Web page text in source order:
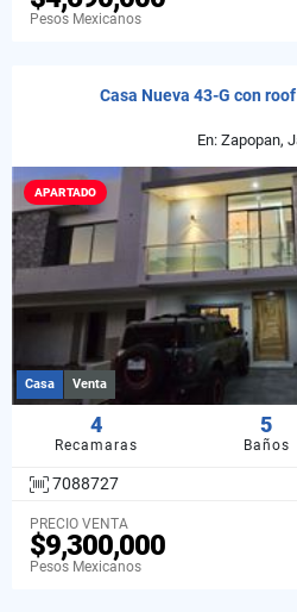
Pesos Mexicanos
Casa Nueva 43-G con
En: Zapopan,
APARTADO
Casa Venta
4
Recamaras
5
Baños
7088727
PRECIO VENTA
$9,300,000
Pesos Mexicanos